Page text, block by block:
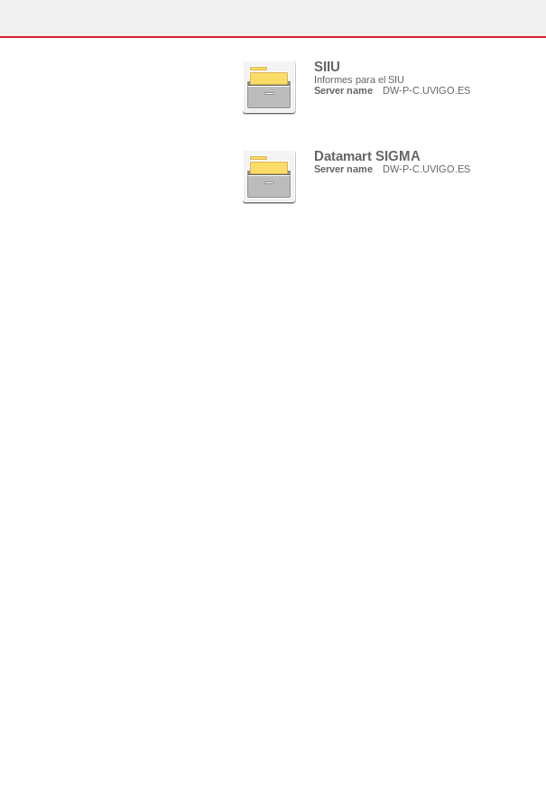
SIIU
Informes para el SIU
Server name
DW-P-C.UVIGO.ES
Datamart SIGMA
Server name DW-P-C.UVIGO.ES